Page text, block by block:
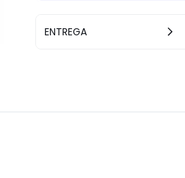
ENTREGA